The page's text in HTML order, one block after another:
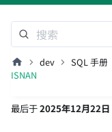
dev SQL 手册
ISNAN
最后于2025年12月22日